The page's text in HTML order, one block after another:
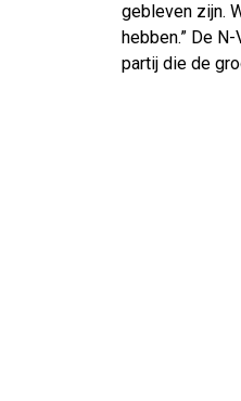
gebleven zijn.
hebben.” De
partij die de